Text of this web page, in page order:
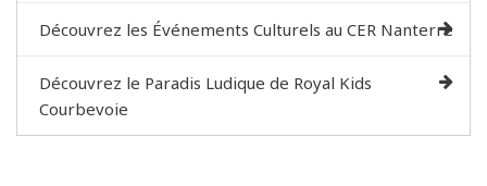
Découvrez les Événements Culturels au CER Nanterre
Découvrez le Paradis Ludique de Royal Kids
Courbevoie